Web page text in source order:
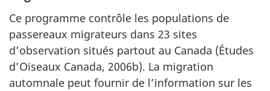
Ce programme contrôle les populations de
passereaux migrateurs dans 23 sites
d’observation situés partout au Canada (Études
d’Oiseaux Canada, 2006b). La migration
automnale peut fournir de l’information sur les